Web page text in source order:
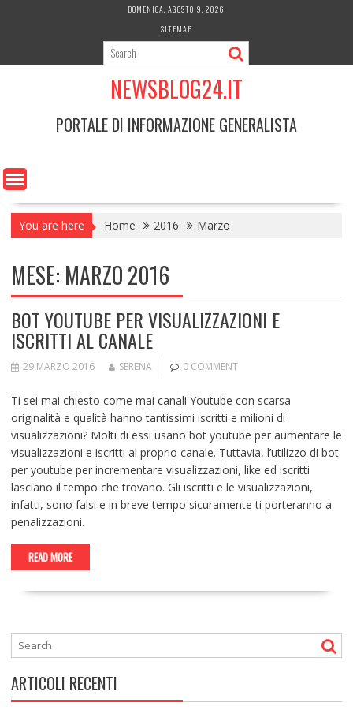
DOMENICA, AGOSTO 9, 2026
SITEMAP
NEWSBLOG24.IT
PORTALE DI INFORMAZIONE GENERALISTA
You are here Home 2016 Marzo
MESE: MARZO 2016
BOT YOUTUBE PER VISUALIZZAZIONI E
ISCRITTI AL CANALE
29 MARZO 2016 SERENA 0 COMMENT
Ti sei mai chiesto come mai canali Youtube con scarsa
originalità e qualità hanno tantissimi iscritti e milioni di
visualizzazioni? Molti di essi usano bot youtube per aumentare le
visualizzazioni e iscritti al proprio canale. Tuttavia, l’utilizzo di bot
per youtube per incrementare visualizzazioni, like ed iscritti
lasciano il tempo che trovano. Gli iscritti e le visualizzazioni,
infatti, sono falsi e in breve tempo sicuramente ti porteranno a
penalizzazioni.
READ MORE
ARTICOLI RECENTI